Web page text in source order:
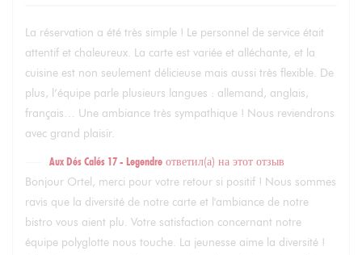
La réservation a été très simple ! Le personnel de service était
attentif et chaleureux. La carte est variée et alléchante, et la
cuisine est non seulement délicieuse mais aussi très flexible. De
plus, l’équipe parle plusieurs langues : allemand, anglais,
français… Une ambiance très sympathique ! Nous reviendrons
avec grand plaisir.
Aux Dés Calés 17 - Legendre ответил(а) на этот отзыв
Bonjour Ortel, merci pour votre retour si positif ! Nous sommes
ravis que la diversité de notre carte et l'ambiance de notre
bistro vous aient plu. Votre satisfaction concernant notre
équipe polyglotte nous touche. La jeunesse aime la diversité !